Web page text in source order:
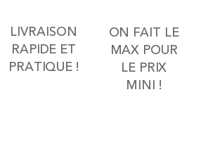
LIVRAISON
RAPIDE ET
PRATIQUE !
ON FAIT LE
MAX POUR
LE PRIX
MINI !